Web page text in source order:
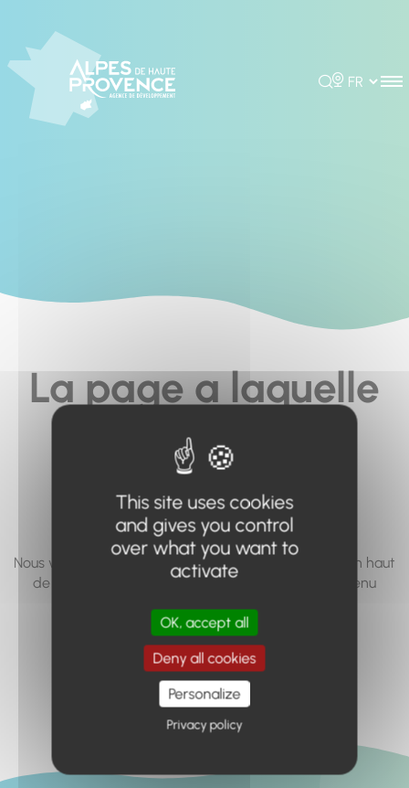
Rechercher
Choisir la
La page a laquelle
vous cherchez à
accéder n'existe
pas... ou plus.
Nous vous invitons à utiliser le moteur de recherche en haut
de page, ou à utiliser le menu pour trouver le contenu
Retour à l'accueil
This site uses cookies
and gives you control
over what you want to
activate
OK, accept all
Deny all cookies
Personalize
Privacy policy